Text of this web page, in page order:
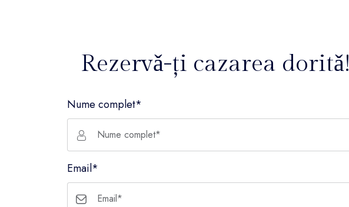
Rezervǎ-ți cazarea doritǎ!
Nume complet*
Email*